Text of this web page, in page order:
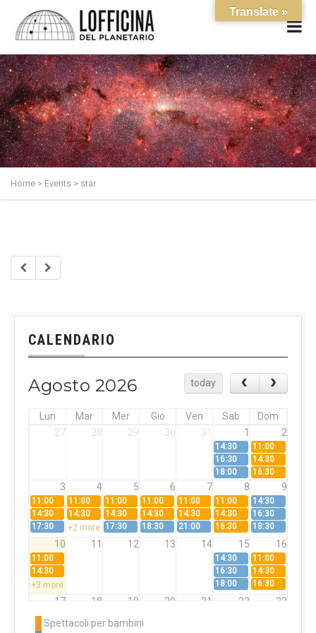
Home > Events > star
CALENDARIO
Agosto 2026 today
Lun Mar Mer Gio Ven Sab
Dom
27
28 29 30 31 1 2
14:30
11:00
16:30
14:30
18:00
16:30
3 4 5 6 7 8 9
11:00 11:00 11:00 11:00 11:00 11:00
14:30
14:30
14:30 14:30 14:30 14:30 14:30
16:30
17:30
+2 more 17:30 18:30 21:00 16:30 18:30
10 11 12 13 14 15 16
11:00 14:30
11:00
14:30
16:30
14:30
+3 more
18:00 16:30
17 18 19 20 21 22 23
11:00
14:30
14:30 14:30 14:30
Spettacoli per bambini
Translate »